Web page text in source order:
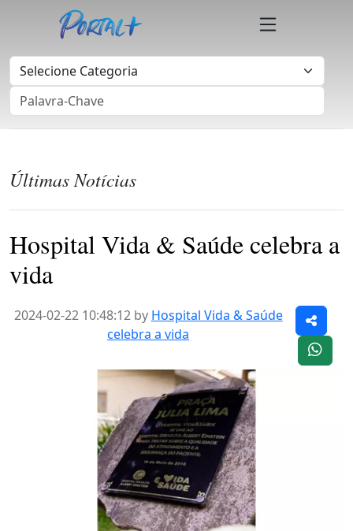
Últimas Notícias
Hospital Vida & Saúde celebra a
vida
2024-02-22 10:48:12 by Hospital Vida & Saúde
celebra a vida